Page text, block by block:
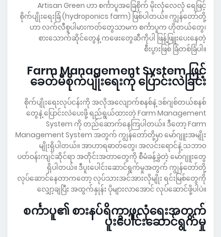
Artisan Green ဟာ စင်္ကာပူအခြေစိုက် မိုးလုံလေလုံ ရေဖြင့်
စိုက်ပျိုးရေးခြံ (hydroponics farm) ဖြစ်ပါတယ်။ ကျွန်တော်တို့
ဟာ လက်လီစူပါမားကတ်တွေသာမက စင်္ကာပူက ဟိုတယ်တွေ၊
စားသောက်ဆိုင်တွေနဲ့ ကဖေးတွေဆီကိုပါ ဖြန့်ဖြူးပေးနေတဲ့
စီးပွားဖြစ် ခြံတစ်ခြံပါ။
.
Farm Management System ဖြင့်
ခေတ်မီစိုက်ပျိုးရေးကို ပြောင်းလဲခြင်း
စိုက်ပျိုးရေးလုပ်ငန်းကို အလိုအလျောက်စနစ်နဲ့ ဒစ်ဂျစ်တယ်စနစ်
တွေနဲ့ ပြောင်းလဲပေးဖို့ ရည်ရွယ်ထားတဲ့ Farm Management
System ကို တည်ဆောက်နေကြပါတယ်။ ဒီတော့ Farm
Management System အတွက် ကျွန်တော်တို့မှာ မော်ဂျူးအမျိုး
မျိုးရှိပါတယ်။ အာဟာရဓာတ်တွေ၊ အလင်းရောင်နဲ့ သဘာဝ
ပတ်ဝန်းကျင်ဆိုင်ရာ အတိုင်းအတာတွေကို စီမံခန့်ခွဲတဲ့ မော်ဂျူးတွေ
ရှိပါတယ်။ ဒီပူးပေါင်းဆောင်ရွက်မှုအတွက် ကျွန်တော်တို့
လုပ်ဆောင်နေတာကတော့ လုပ်သားအင်အားလိုမျိုး ရင်းမြစ်တွေကို
လျှော့ချပြီး အထွက်နှုန်း ပိုများလာအောင် လုပ်ဆောင်ဖို့ပါပဲ။
.
စင်္ကာပူ၏ စားနပ်ရိက္ခာဖူလုံရေးအတွက်
ပူးပေါင်းဆောင်ရွက်မှု